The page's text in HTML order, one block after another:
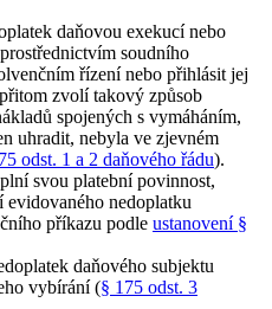
daňovou exekucí nebo
soudního
řízení nebo přihlásit jej
zvolí takový způsob
spojených s vymáháním,
uhradit, nebyla ve zjevném
odst. 1 a 2 daňového řádu).
svou platební povinnost,
nedoplatku
příkazu podle ustanovení §
daňového subjektu
vybírání (§ 175 odst. 3